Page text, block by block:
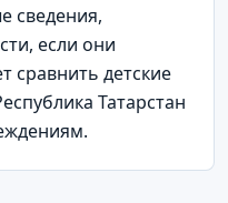
сведения,
если они
сравнить детские
Татарстан